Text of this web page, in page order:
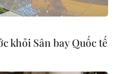
khỏi Sân bay Quốc tế